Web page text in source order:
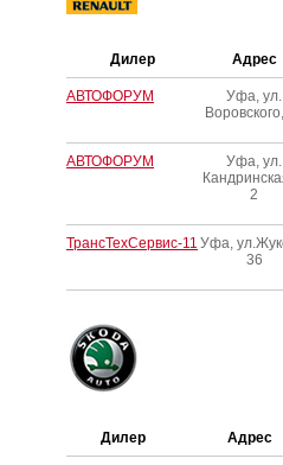
Дилер Адрес
АВТОФОРУМ
Уфа, ул.
АВТОФОРУМ
Уфа, ул.
2
ТрансТехСервис-11 Уфа,
36
Дилер Адрес